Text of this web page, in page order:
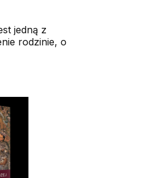
jedną z
rodzinie, o